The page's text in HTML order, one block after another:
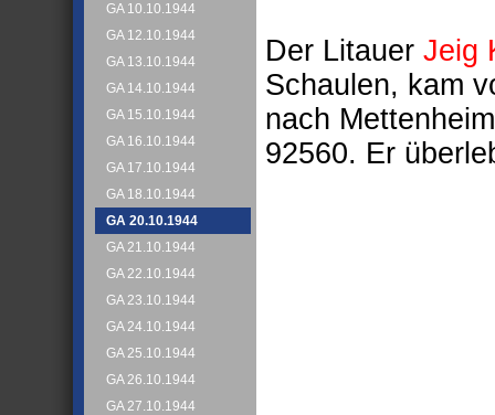
GA 10.10.1944
GA 12.10.1944
GA 13.10.1944
GA 14.10.1944
GA 15.10.1944
GA 16.10.1944
GA 17.10.1944
GA 18.10.1944
GA 20.10.1944
GA 21.10.1944
GA 22.10.1944
GA 23.10.1944
GA 24.10.1944
GA 25.10.1944
GA 26.10.1944
GA 27.10.1944
Der Litauer Jeig
Schaulen, kam
nach
92560. Er